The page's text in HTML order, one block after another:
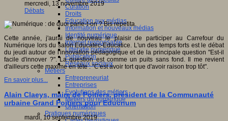
Curation
Droits
Education aux médias
Information et nouveaux médias
Identité numérique
Internet responsable
Littératie numérique
Publication
Réseaux sociaux
Métiers
Entrepreneuriat
Entreprises
Evolutions des métiers
Métiers du numérique
Orientation
Pratiques numériques
mercredi, 13 novembre 2019
Débats
Cette année, j'aurai de nouveau le plaisir de participer au Carrefour du
Numérique lors du salon Educatec-Educatice. L'un des temps forts est le débat
du jeudi autour de l'innovation pédagogique et de la principale question "Est-il
facile d'innover ?". La question est comme un puits sans fond. Il me revient
d'ailleurs cette maxime en tête : "C'est avoir tort que d'avoir raison trop tôt".
En savoir plus...
Alain Claeys, maire de Poitiers, président de la Communauté
urbaine Grand Poitiers pour Educnum
mardi, 10 septembre 2019